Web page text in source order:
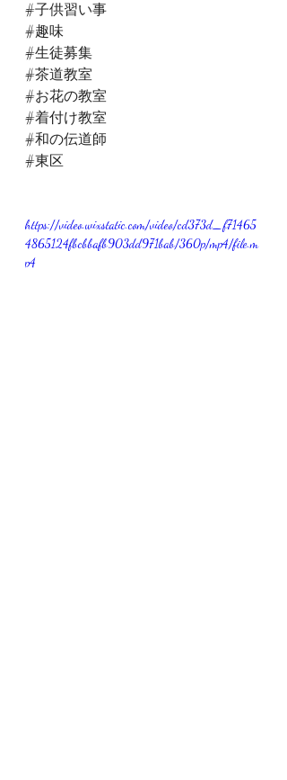
#子供習い事
#趣味
#生徒募集
#茶道教室
#お花の教室
#着付け教室
#和の伝道師
#東区
https://video.wixstatic.com/video/cd373d_f71465
4865124fbcbbafb903dd971bab/360p/mp4/file.m
p4